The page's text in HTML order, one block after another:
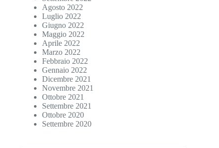
Agosto 2022
Luglio 2022
Giugno 2022
Maggio 2022
Aprile 2022
Marzo 2022
Febbraio 2022
Gennaio 2022
Dicembre 2021
Novembre 2021
Ottobre 2021
Settembre 2021
Ottobre 2020
Settembre 2020